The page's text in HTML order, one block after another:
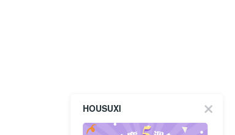
HOUSUXI